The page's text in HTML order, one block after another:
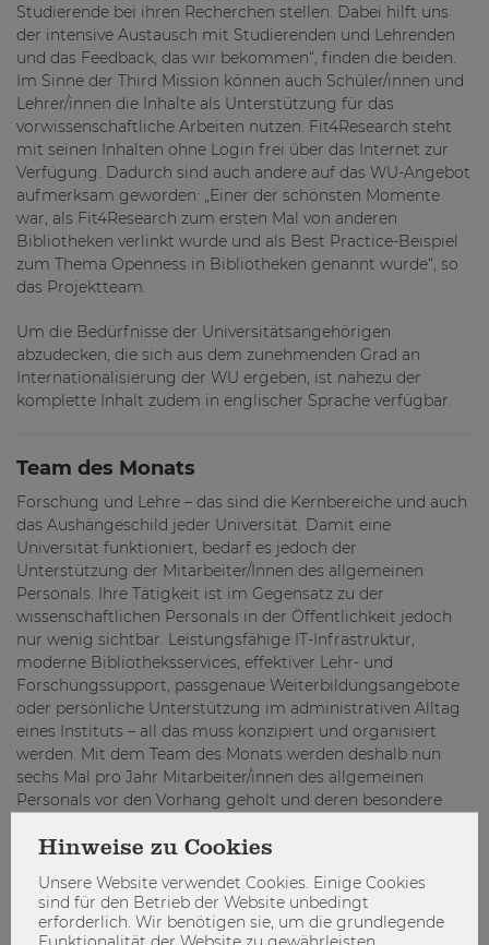
Studierende bei ihren Recherchen stellen. Dabei hilft uns
der intensive Austausch mit Studierenden und Lehrenden
und das Feedback, das wir bekommen“, finden die beiden.
Im Sinne der Third Mission können auch Schüler/innen und
Lehrer/innen die Inhalte als Unterstützung für das
vorwissenschaftliche Arbeiten nutzen. Fit4Research steht
mit seinen Inhalten ohne Login frei über das Internet zur
Verfügung. Dadurch sind auch andere auf das WU-Angebot
aufmerksam geworden: „Einer der schönsten Momente
war, als Fit4Research zum ersten Mal von anderen
Bibliotheken verlinkt wurde und als Best Practice-Beispiel
zum Thema Openness in Bibliotheken genannt wurde“, so
das Projektteam.
Um die Bedürfnisse der Universitätsangehörigen
abzudecken, die sich aus dem zunehmenden Grad an
Internationalisierung der WU ergeben, ist nahezu der
komplette Inhalt zudem in englischer Sprache verfügbar.
Team des Monats
Forschung und Lehre – das sind die Kernbereiche und auch
das Aushängeschild jeder Universität. Damit eine
Universität funktioniert, bedarf es jedoch der
Unterstützung der Mitarbeiter/Innen des allgemeinen
Personals. Ihre Tätigkeit ist im Gegensatz zu der
wissenschaftlichen Personals in der Öffentlichkeit jedoch
nur wenig sichtbar. Leistungsfähige IT-Infrastruktur,
moderne Bibliotheksservices, effektiver Lehr- und
Forschungssupport, passgenaue Weiterbildungsangebote
oder persönliche Unterstützung im administrativen Alltag
eines Instituts – all das muss konzipiert und organisiert
werden. Mit dem Team des Monats werden deshalb nun
sechs Mal pro Jahr Mitarbeiter/innen des allgemeinen
Personals vor den Vorhang geholt und deren besondere
ausgezeichnet.
#TeamDesMonats #Bibliothek #eLearning
Hinweise zu Cookies
Unsere Website verwendet Cookies. Einige Cookies
sind für den Betrieb der Website unbedingt
erforderlich. Wir benötigen sie, um die grundlegende